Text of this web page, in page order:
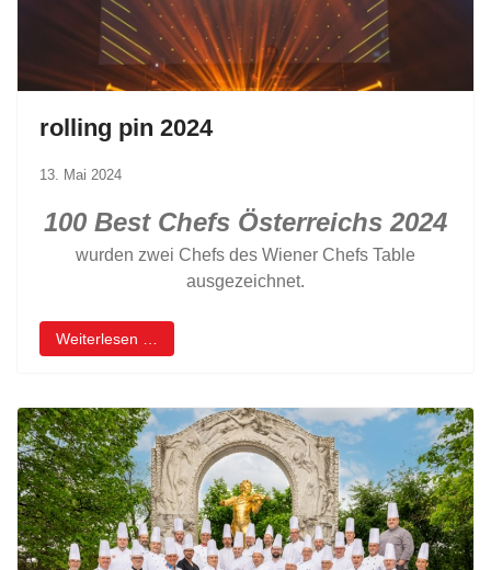
rolling pin 2024
13. Mai 2024
100 Best Chefs Österreichs 2024
wurden zwei Chefs des Wiener Chefs Table
ausgezeichnet.
Weiterlesen …